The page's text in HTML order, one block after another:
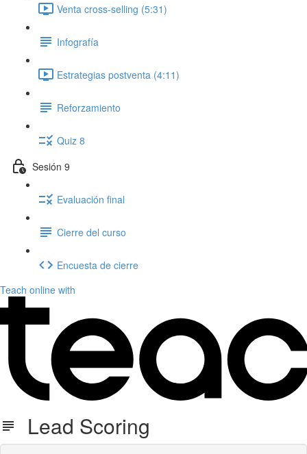
Venta cross-selling (5:31)
Infografía
Estrategias postventa (4:11)
Reforzamiento
Quiz 8
Sesión 9
Evaluación final
Cierre del curso
Encuesta de cierre
Teach online with
Lead Scoring